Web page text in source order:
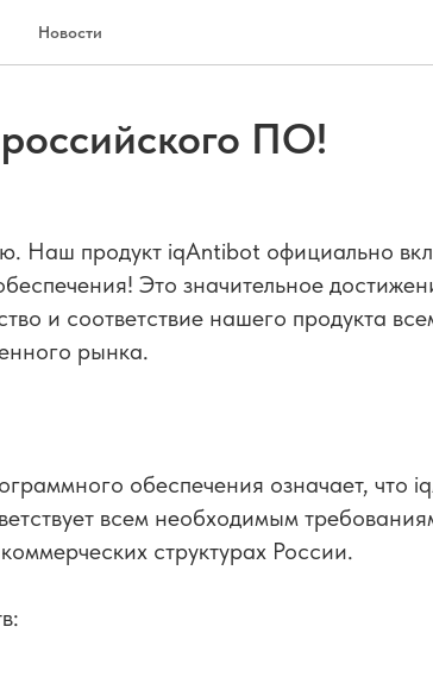
Новости
ПО!
Наш продукт iqAntibot официально
Это значительное
и соответствие нашего продукта
рынка.
обеспечения означает, что
всем необходимым
структурах России.